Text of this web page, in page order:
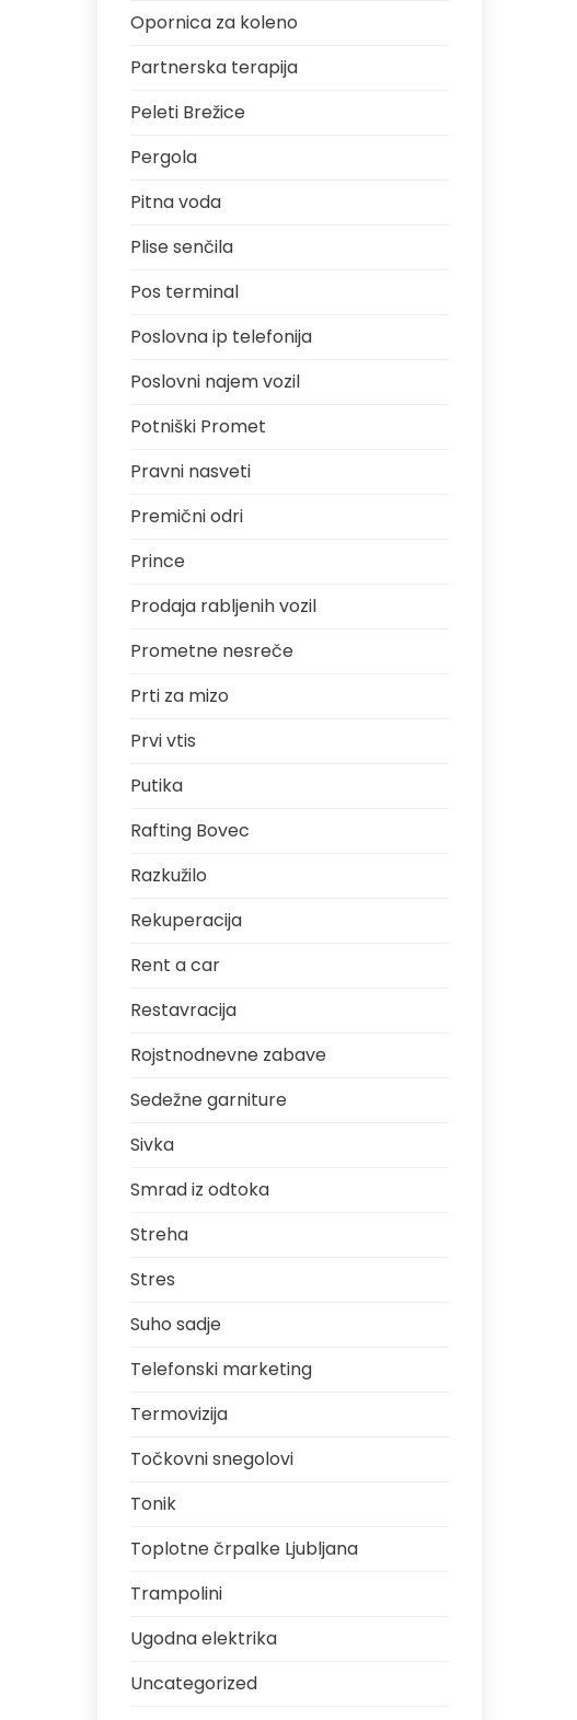
Opornica za koleno
Partnerska terapija
Peleti Brežice
Pergola
Pitna voda
Plise senčila
Pos terminal
Poslovna ip telefonija
Poslovni najem vozil
Potniški Promet
Pravni nasveti
Premični odri
Prince
Prodaja rabljenih vozil
Prometne nesreče
Prti za mizo
Prvi vtis
Putika
Rafting Bovec
Razkužilo
Rekuperacija
Rent a car
Restavracija
Rojstnodnevne zabave
Sedežne garniture
Sivka
Smrad iz odtoka
Streha
Stres
Suho sadje
Telefonski marketing
Termovizija
Točkovni snegolovi
Tonik
Toplotne črpalke Ljubljana
Trampolini
Ugodna elektrika
Uncategorized